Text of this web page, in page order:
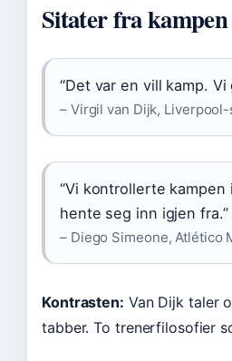
Sitater fra kampen
“Det var en vill kamp.
– Virgil van Dijk,
“Vi kontrollerte
hente seg inn igjen fra.”
– Diego Simeone, Atlético
Kontrasten: Van Dijk taler
tabber. To trenerfilosofier